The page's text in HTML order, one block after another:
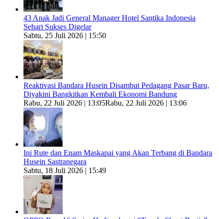
43 Anak Jadi General Manager Hotel Santika Indonesia
Sehari Sukses Digelar
Sabtu, 25 Juli 2026 | 15:50
Reaktivasi Bandara Husein Disambut Pedagang Pasar Baru,
Diyakini Bangkitkan Kembali Ekonomi Bandung
Rabu, 22 Juli 2026 | 13:05Rabu, 22 Juli 2026 | 13:06
Ini Rute dan Enam Maskapai yang Akan Terbang di Bandara
Husein Sastranegara
Sabtu, 18 Juli 2026 | 15:49